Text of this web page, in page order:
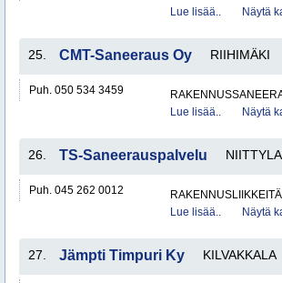
Lue lisää..
Näytä
25. CMT-Saneeraus Oy RIIHIMÄKI
Puh. 050 534 3459
Lue lisää..
Näytä
26. TS-Saneerauspalvelu
Puh. 045 262 0012
RAKENNUSLIIKKEITÄ
Lue lisää..
Näytä
27. Jämpti Timpuri Ky KILVAKKALA